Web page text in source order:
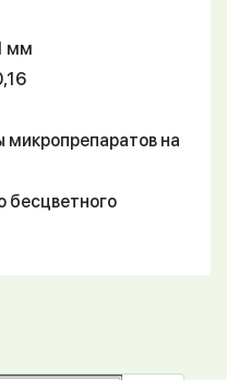
мм
на
бесцветного